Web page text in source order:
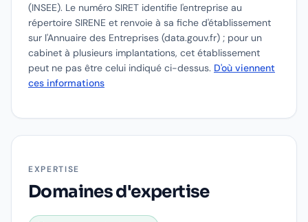
(INSEE). Le numéro SIRET identifie l'entreprise au
répertoire SIRENE et renvoie à sa fiche d'établissement
sur l'Annuaire des Entreprises (data.gouv.fr) ; pour un
cabinet à plusieurs implantations, cet établissement
peut ne pas être celui indiqué ci-dessus. D'où viennent
ces informations
EXPERTISE
Domaines d'expertise